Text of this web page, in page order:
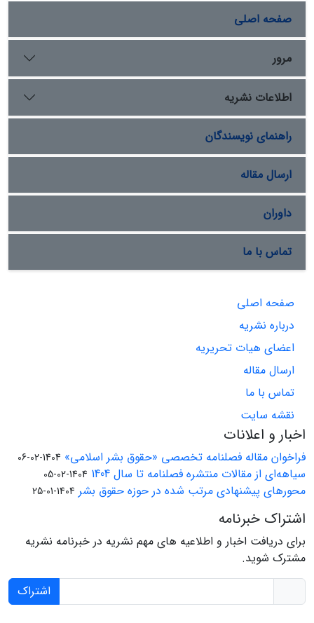
صفحه اصلی
مرور
اطلاعات نشریه
راهنمای نویسندگان
ارسال مقاله
داوران
تماس با ما
صفحه اصلی
درباره نشریه
اعضای هیات تحریریه
ارسال مقاله
تماس با ما
نقشه سایت
اخبار و اعلانات
فراخوان مقاله فصلنامه تخصصی «حقوق بشر اسلامی» 1404-02-06
سیاهه‌ای از مقالات منتشره فصلنامه تا سال 1404 1404-02-05
محورهای پیشنهادی مرتب شده در حوزه حقوق بشر 1404-01-25
اشتراک خبرنامه
برای دریافت اخبار و اطلاعیه های مهم نشریه در خبرنامه نشریه
مشترک شوید.
اشتراک